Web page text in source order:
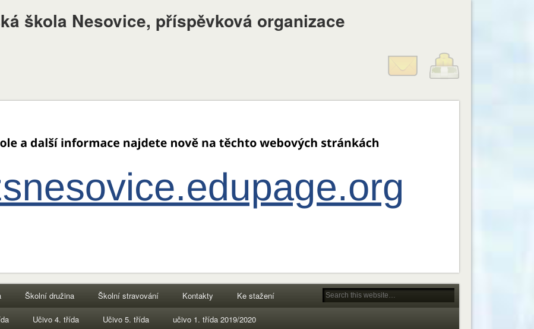
škola Nesovice, příspěvková organizace
Školní družina Školní stravování Kontakty Ke stažení
Učivo 4. třída Učivo 5. třída učivo 1. třída 2019/2020